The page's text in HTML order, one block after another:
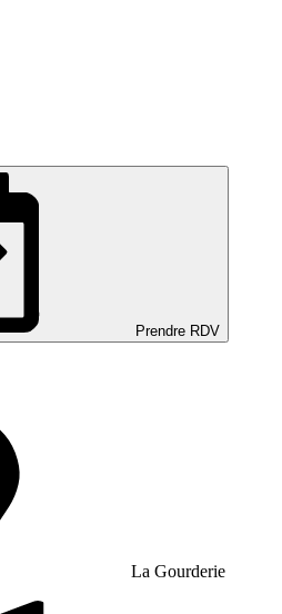
Prendre RDV
La Gourderie